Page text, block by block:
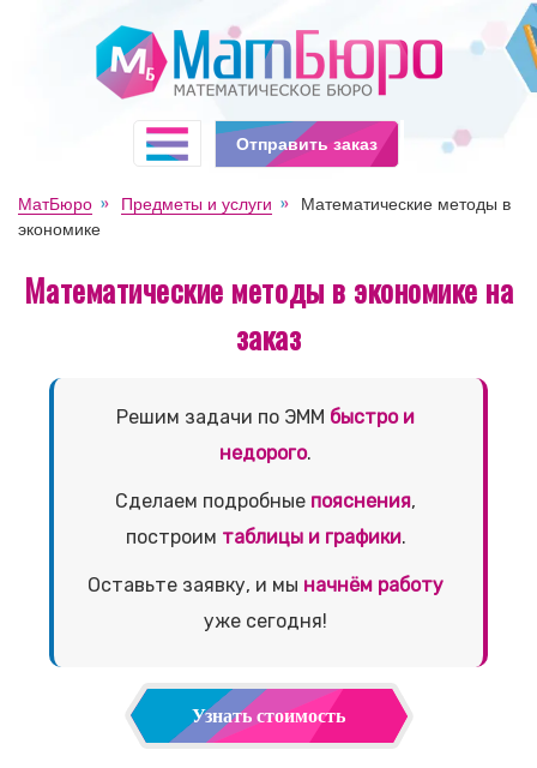
МатБюро Предметы и услуги
Математические методы в
экономике
Математические методы в экономике на
заказ
Решим задачи по ЭММ быстро и
недорого.
Сделаем подробные пояснения,
построим таблицы и графики.
Оставьте заявку, и мы начнём работу
уже сегодня!
Узнать стоимость
Отправить заказ